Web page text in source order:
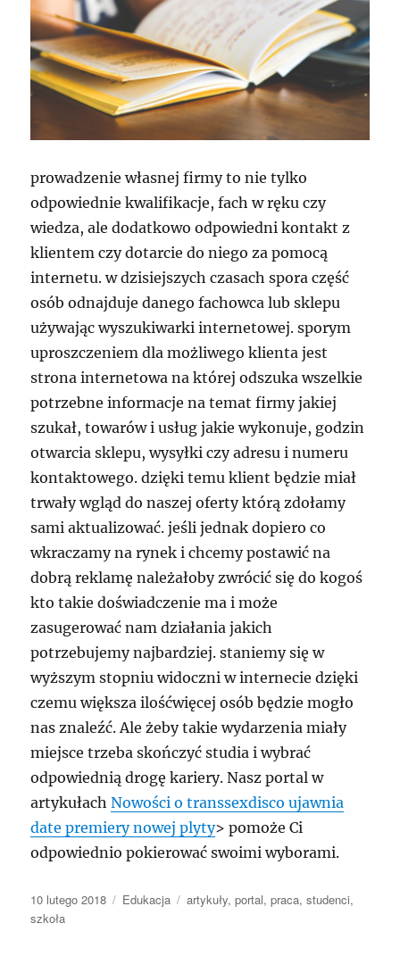
prowadzenie własnej firmy to nie tylko
odpowiednie kwalifikacje, fach w ręku czy
wiedza, ale dodatkowo odpowiedni kontakt z
klientem czy dotarcie do niego za pomocą
internetu. w dzisiejszych czasach spora część
osób odnajduje danego fachowca lub sklepu
używając wyszukiwarki internetowej. sporym
uproszczeniem dla możliwego klienta jest
strona internetowa na której odszuka wszelkie
potrzebne informacje na temat firmy jakiej
szukał, towarów i usług jakie wykonuje, godzin
otwarcia sklepu, wysyłki czy adresu i numeru
kontaktowego. dzięki temu klient będzie miał
trwały wgląd do naszej oferty którą zdołamy
sami aktualizować. jeśli jednak dopiero co
wkraczamy na rynek i chcemy postawić na
dobrą reklamę należałoby zwrócić się do kogoś
kto takie doświadczenie ma i może
zasugerować nam działania jakich
potrzebujemy najbardziej. staniemy się w
wyższym stopniu widoczni w internecie dzięki
czemu większa ilośćwięcej osób będzie mogło
nas znaleźć. Ale żeby takie wydarzenia miały
miejsce trzeba skończyć studia i wybrać
odpowiednią drogę kariery. Nasz portal w
artykułachNowości o transsexdisco ujawnia
date premiery nowej plyty> pomoże Ci
odpowiednio pokierować swoimi wyborami.
Data
publikacji
10 lutego 2018 Kategorie
Edukacja Tagi
artykuły,portal,praca,studenci,
szkoła